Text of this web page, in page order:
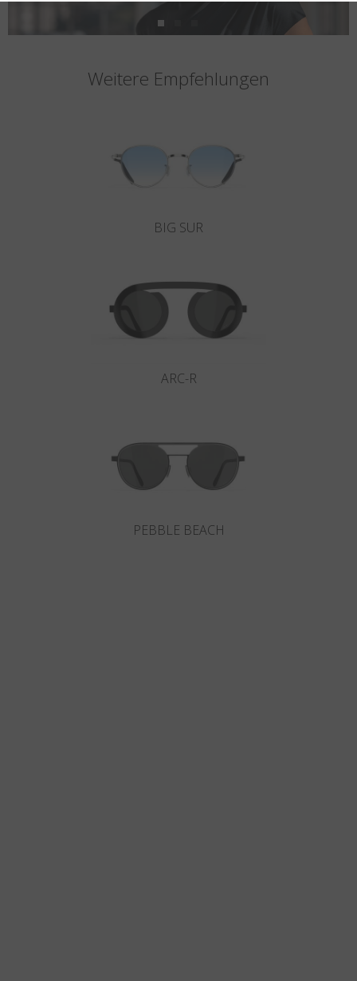
Weitere Empfehlungen
BIG SUR
ARC-R
PEBBLE BEACH